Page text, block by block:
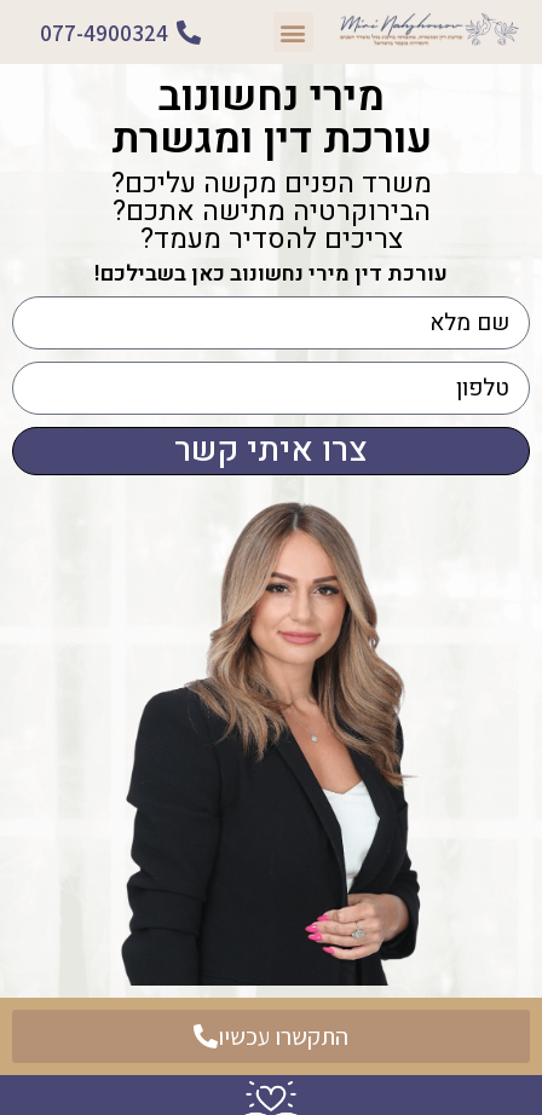
077-4900324
מירי נחשונוב
עורכת דין ומגשרת
משרד הפנים מקשה עליכם?
הבירוקרטיה מתישה אתכם?
צריכים להסדיר מעמד?
עורכת דין מירי נחשונוב כאן בשבילכם!
צרו איתי קשר
התקשרו עכשיו